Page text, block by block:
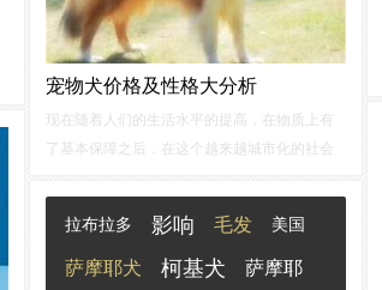
宠物犬价格及性格大分析
现在随着人们的生活水平的提高，在物质上有
了基本保障之后，在这个越来越城市化的社会
一件很幸福的事情！！！下面小编就和大家来
分析一下狗狗的 价格及性格！
拉布拉多 影响 毛发 美国
萨摩耶犬 柯基犬 萨摩耶